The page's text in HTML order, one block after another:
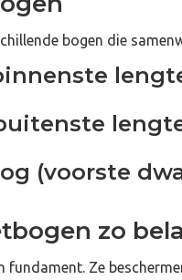
bogen die
(voorste
zo
fundament. Ze